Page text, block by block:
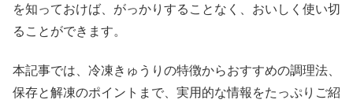
を知っておけば、がっかりすることなく、おいしく使い切
ることができます。
本記事では、冷凍きゅうりの特徴からおすすめの調理法、
保存と解凍のポイントまで、実用的な情報をたっぷりご紹